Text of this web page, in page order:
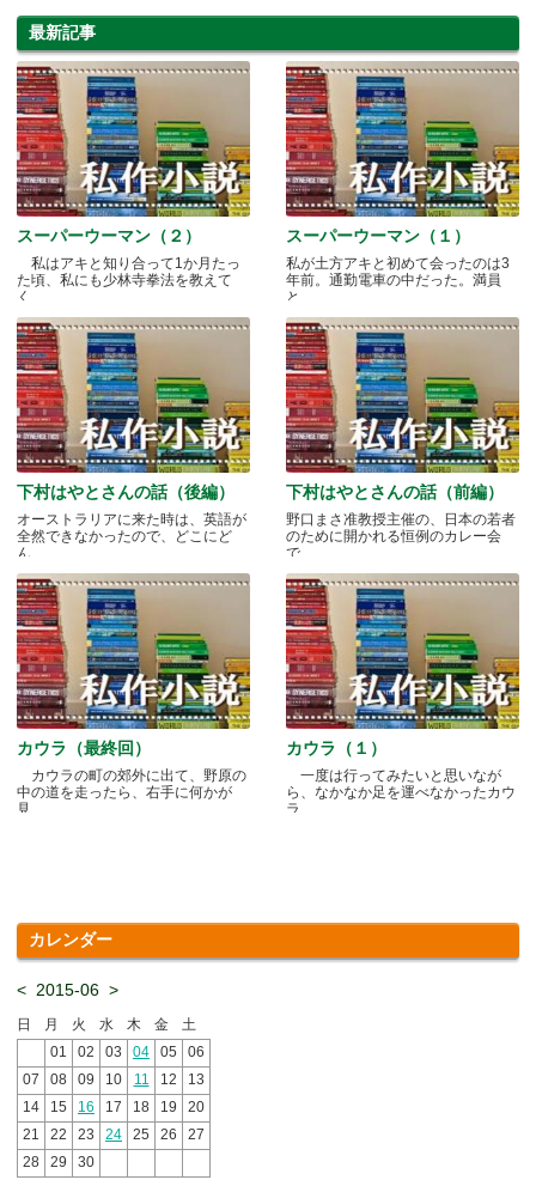
最新記事
スーパーウーマン（２）
私はアキと知り合って1か月たっ
た頃、私にも少林寺拳法を教えて
く.....
スーパーウーマン（１）
私が土方アキと初めて会ったのは3
年前。通勤電車の中だった。満員
と.....
下村はやとさんの話（後編）
オーストラリアに来た時は、英語が
全然できなかったので、どこにど
ん.....
下村はやとさんの話（前編）
野口まさ准教授主催の、日本の若者
のために開かれる恒例のカレー会
で.....
カウラ（最終回）
カウラの町の郊外に出て、野原の
中の道を走ったら、右手に何かが
見.....
カウラ（１）
一度は行ってみたいと思いなが
ら、なかなか足を運べなかったカウ
ラ.....
カレンダー
< 2015-06 >
日 月 火 水 木 金
土
01
02 03 04 05
06
07
08 09 10 11 12
13
14
15 16 17 18 19
20
21
22 23 24 25 26
27
28
29 30